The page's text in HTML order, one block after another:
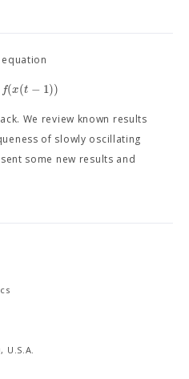
f(x(t − 1))
We review known results
of slowly oscillating
some new results and
U.S.A.